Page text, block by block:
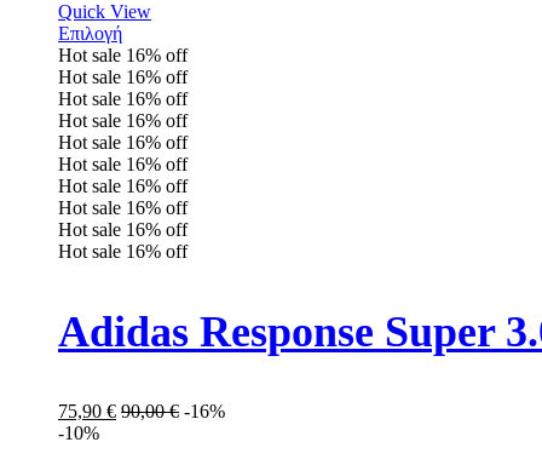
Quick View
Επιλογή
Hot sale 16% off
Hot sale 16% off
Hot sale 16% off
Hot sale 16% off
Hot sale 16% off
Hot sale 16% off
Hot sale 16% off
Hot sale 16% off
Hot sale 16% off
Hot sale 16% off
Adidas Response Super
75,90 € 90,00€ -16%
-10%